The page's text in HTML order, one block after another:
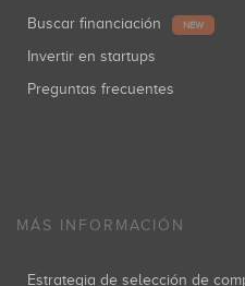
Buscar financiación NEW
Invertir en startups
Preguntas frecuentes
MÁS INFORMACIÓN
Estrategia de selección de